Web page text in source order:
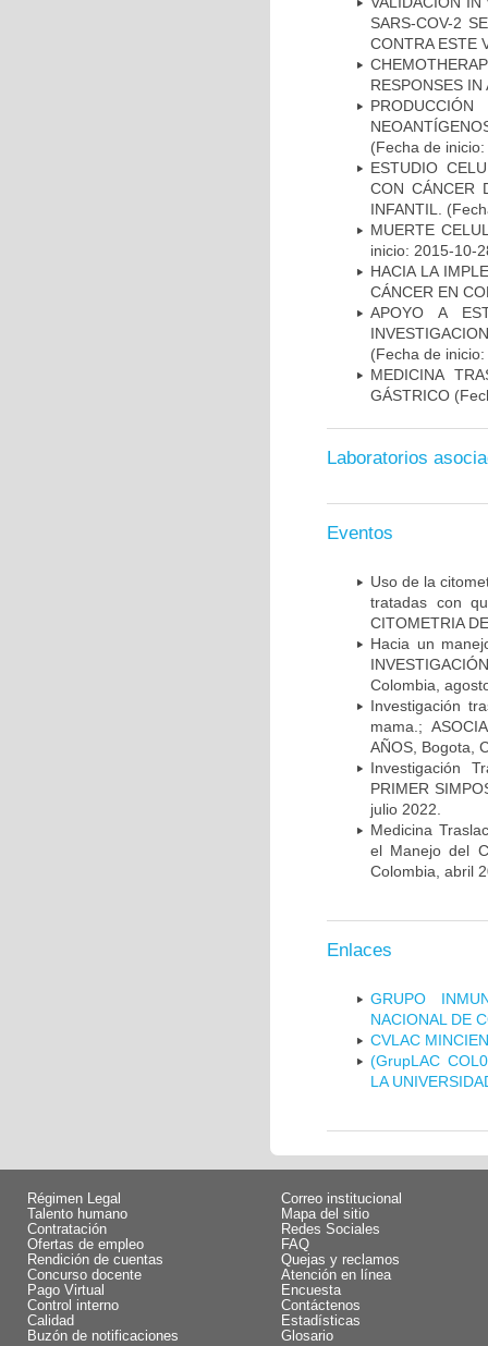
SARS-COV-2
CONTRA ESTE
RESPONSES IN
(Fecha de
ESTUDIO
CON CÁNCER
INFANTIL.
MUERTE
inicio: 2015-10-
HACIA LA
CÁNCER EN
APOYO A
(Fecha de
MEDICINA
GÁSTRICO
Laboratorios
Eventos
Uso de la
tratadas con
CITOMETRIA
Hacia un
Colombia,
Investigación
mama.;
AÑOS, Bogota,
Investigación
PRIMER
julio 2022.
Medicina
el Manejo del
Colombia, abril
Enlaces
GRUPO
NACIONAL DE
CVLAC
(GrupLAC
LA
Régimen Legal
Talento humano
Contratación
Ofertas de empleo
Rendición de cuentas
Concurso docente
Pago Virtual
Control interno
Calidad
Buzón de notificaciones
Correo institucional
Mapa del sitio
Redes Sociales
FAQ
Quejas y reclamos
Atención en línea
Encuesta
Contáctenos
Estadísticas
Glosario